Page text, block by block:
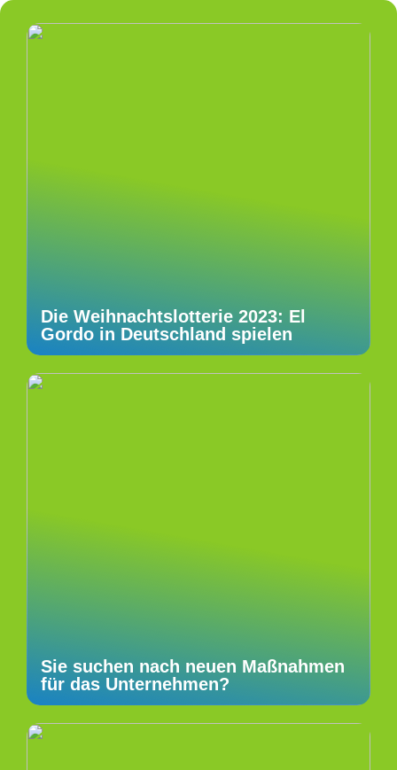
Die Weihnachtslotterie 2023: El
Gordo in Deutschland spielen
Sie suchen nach neuen Maßnahmen
für das Unternehmen?